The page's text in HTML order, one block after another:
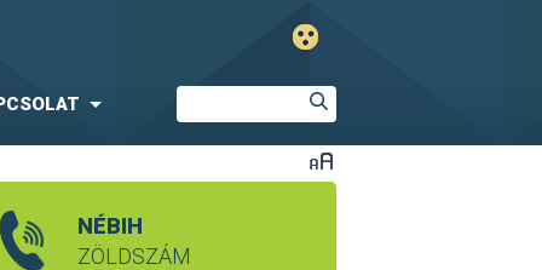
NÉBIH
ZÖLDSZÁM